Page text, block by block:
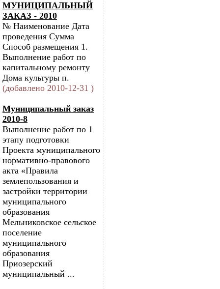
МУНИЦИПАЛЬНЫЙ
ЗАКАЗ - 2010
№ Наименование Дата
проведения Сумма
Способ размещения 1.
Выполнение работ по
капитальному ремонту
Дома культуры п.
(добавлено 2010-12-31 )
Муниципальный заказ
2010-8
Выполнение работ по 1
этапу подготовки
Проекта муниципального
нормативно-правового
акта «Правила
землепользования и
застройки территории
муниципального
образования
Мельниковское сельское
поселение
муниципального
образования
Приозерский
муниципальный ...